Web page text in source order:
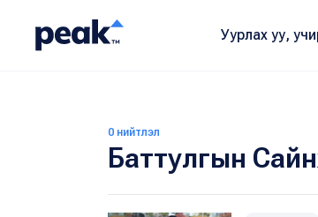
Уурлах уу,
0 нийтлэл
Баттулгын